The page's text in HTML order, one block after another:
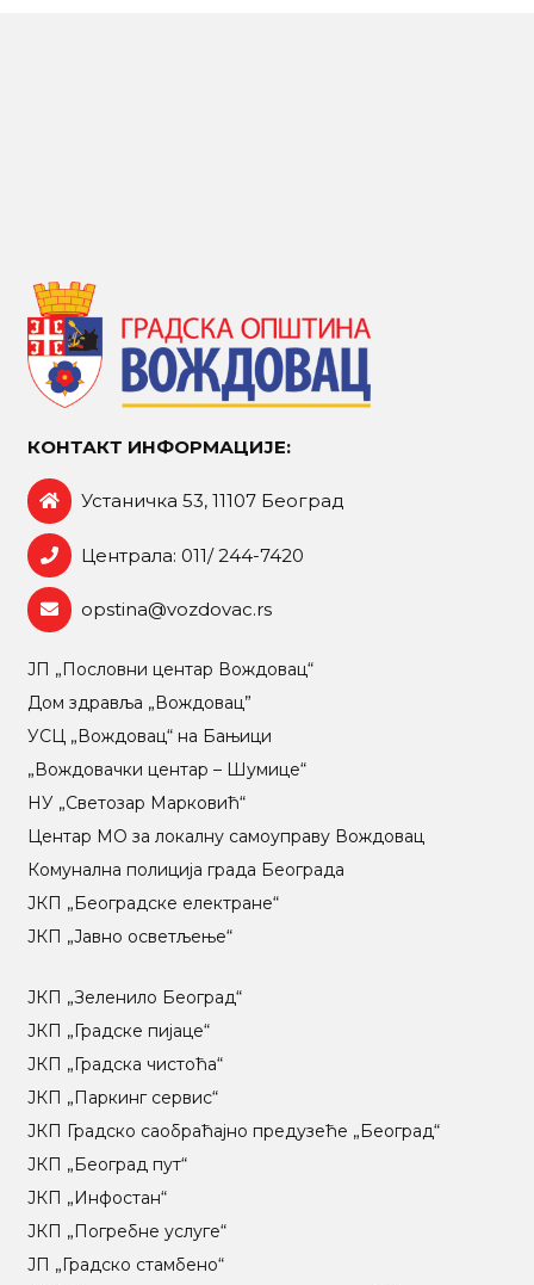
КОНТАКТ ИНФОРМАЦИЈЕ:
Устаничка 53, 11107 Београд
Централа: 011/ 244-7420
opstina@vozdovac.rs
ЈП „Пословни центар Вождовац“
Дом здравља „Вождовац”
УСЦ „Вождовац“ на Бањици
„Вождовачки центар – Шумице“
НУ „Светозар Марковић“
Центар МO за локалну самоуправу Вождовац
Комунална полиција града Београда
ЈКП „Београдске електране“
ЈКП „Јавно осветљење“
ЈКП „Зеленило Београд“
ЈКП „Градске пијаце“
ЈКП „Градска чистоћа“
ЈКП „Паркинг сервис“
ЈКП Градско саобраћајно предузеће „Београд“
ЈКП „Београд пут“
ЈКП „Инфостан“
ЈКП „Погребне услуге“
ЈП „Градско стамбено“